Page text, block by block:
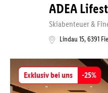
ADEA
Skiabenteuer &
Lindau 15,6391
Exklusiv bei uns -25%